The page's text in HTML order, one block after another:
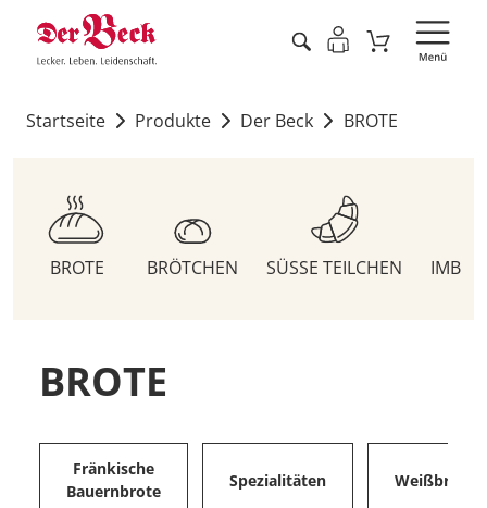
Startseite Produkte Der Beck BROTE
BROTE BRÖTCHEN SÜSSE TEILCHEN
BROTE
Fränkische
Bauernbrote
Spezialitäten Weißbrote